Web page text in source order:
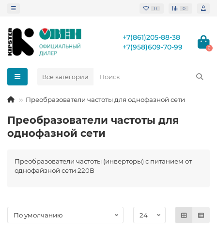
0 0
+7(861)205-88-38
+7(958)609-70-99
0
Все категории
Преобразователи частоты для однофазной сети
Преобразователи частоты для
однофазной сети
Преобразователи частоты (инверторы) с питанием от
однофайзной сети 220В